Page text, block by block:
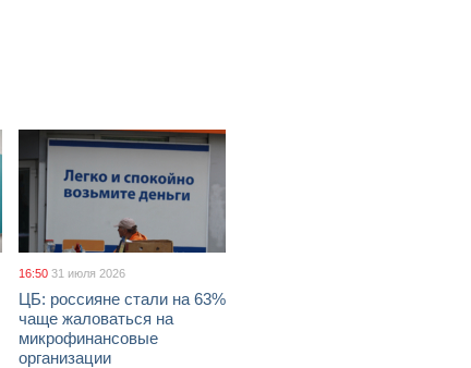
16:50 31 июля 2026
ЦБ: россияне стали на 63%
чаще жаловаться на
микрофинансовые
организации